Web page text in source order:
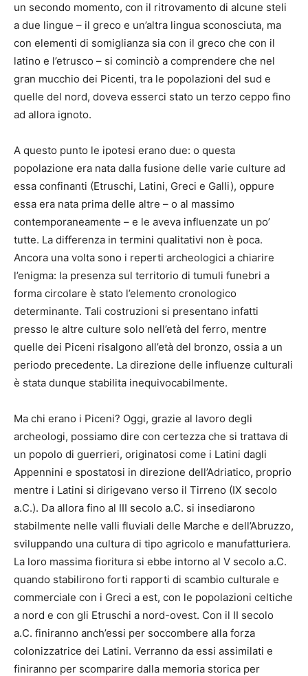
un secondo momento, con il ritrovamento di alcune steli
a due lingue – il greco e un’altra lingua sconosciuta, ma
con elementi di somiglianza sia con il greco che con il
latino e l’etrusco – si cominciò a comprendere che nel
gran mucchio dei Picenti, tra le popolazioni del sud e
quelle del nord, doveva esserci stato un terzo ceppo fino
ad allora ignoto.
A questo punto le ipotesi erano due: o questa
popolazione era nata dalla fusione delle varie culture ad
essa confinanti (Etruschi, Latini, Greci e Galli), oppure
essa era nata prima delle altre – o al massimo
contemporaneamente – e le aveva influenzate un po’
tutte. La differenza in termini qualitativi non è poca.
Ancora una volta sono i reperti archeologici a chiarire
l’enigma: la presenza sul territorio di tumuli funebri a
forma circolare è stato l’elemento cronologico
determinante. Tali costruzioni si presentano infatti
presso le altre culture solo nell’età del ferro, mentre
quelle dei Piceni risalgono all’età del bronzo, ossia a un
periodo precedente. La direzione delle influenze culturali
è stata dunque stabilita inequivocabilmente.
Ma chi erano i Piceni? Oggi, grazie al lavoro degli
archeologi, possiamo dire con certezza che si trattava di
un popolo di guerrieri, originatosi come i Latini dagli
Appennini e spostatosi in direzione dell’Adriatico, proprio
mentre i Latini si dirigevano verso il Tirreno (IX secolo
a.C.). Da allora fino al III secolo a.C. si insediarono
stabilmente nelle valli fluviali delle Marche e dell’Abruzzo,
sviluppando una cultura di tipo agricolo e manufatturiera.
La loro massima fioritura si ebbe intorno al V secolo a.C.
quando stabilirono forti rapporti di scambio culturale e
commerciale con i Greci a est, con le popolazioni celtiche
a nord e con gli Etruschi a nord-ovest. Con il II secolo
a.C. finiranno anch’essi per soccombere alla forza
colonizzatrice dei Latini. Verranno da essi assimilati e
finiranno per scomparire dalla memoria storica per